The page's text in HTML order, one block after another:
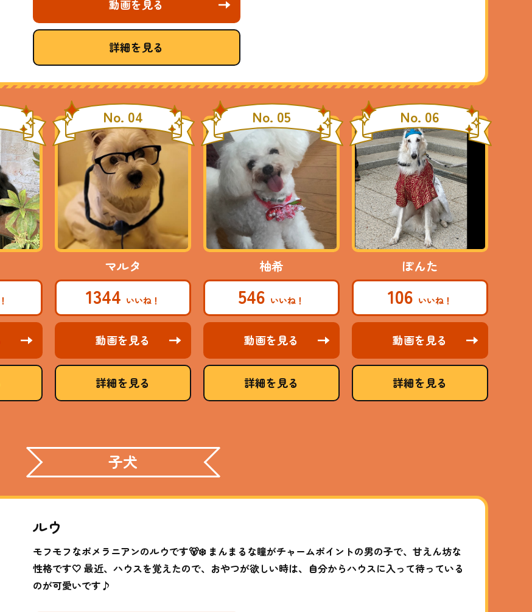
動画を見る
詳細を見る
No. 04
マルタ
1344
動画を見る
詳細を見る
No. 05
柚希
546
動画を見る
詳細を見る
No. 06
ぽんた
106
動画を見る
詳細を見る
子犬
ルウ
モフモフなポメラニアンのルウです🐻‍❄️ まんまるな瞳がチャームポイントの男の子で、甘えん坊な
性格です🤍 最近、ハウスを覚えたので、おやつが欲しい時は、自分からハウスに入って待っている
のが可愛いです♪